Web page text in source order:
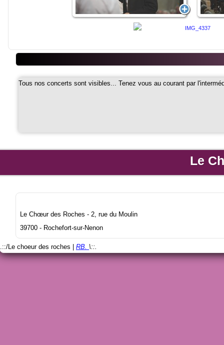
Tous nos concerts sont visibles... Tenez vous au courant par
Le
Le Chœur des Roches - 2, rue du Moulin
39700 - Rochefort-sur-Nenon
.::/Le choeur des roches | RB. \::.